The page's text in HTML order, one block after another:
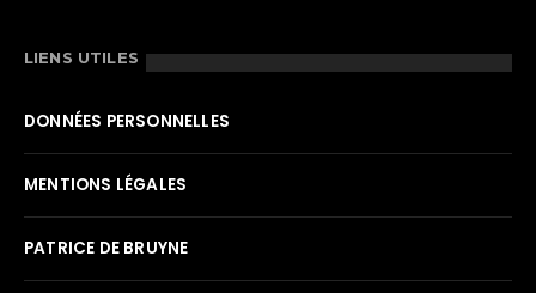
LIENS UTILES
DONNÉES PERSONNELLES
MENTIONS LÉGALES
PATRICE DE BRUYNE